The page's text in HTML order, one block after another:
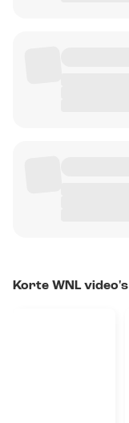
Korte WNL video's